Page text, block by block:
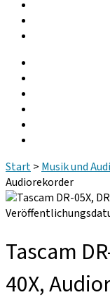
Start> Musik und
Audiorekorder
Tascam
40X,